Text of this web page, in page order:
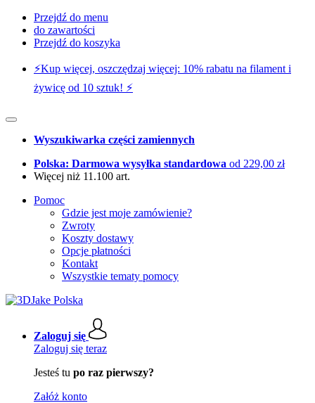
Przejdź do menu
do zawartości
Przejdź do koszyka
⚡️Kup więcej, oszczędzaj więcej: 10% rabatu na filament i
żywicę od 10 sztuk! ⚡️
Wyszukiwarka części zamiennych
Polska: Darmowa wysyłka standardowa od 229,00 zł
Więcej niż 11.100 art.
Pomoc
Gdzie jest moje zamówienie?
Zwroty
Koszty dostawy
Opcje płatności
Kontakt
Wszystkie tematy pomocy
Zaloguj się
Zaloguj się teraz
Jesteś tu po raz pierwszy?
Załóż konto